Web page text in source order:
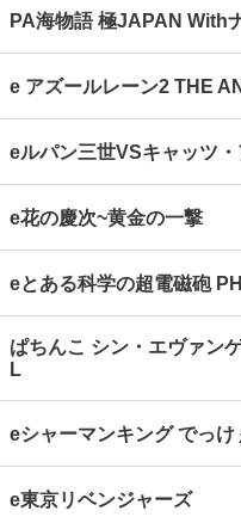
PA海物語 極JAPAN With
e アズールレーン2 THE
eルパン三世VSキャッツ・
e花の慶次~黄金の一撃
eとある科学の超電磁砲
ぱちんこ シン・エヴァン
L
eシャーマンキング でっけ
e東京リベンジャーズ